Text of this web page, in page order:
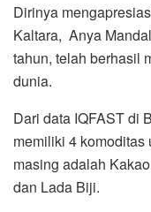
Dirinya
Kaltara, Anya
tahun, telah berhasil
dunia.
Dari data IQFAST di
memiliki 4
masing adalah
dan Lada Biji.